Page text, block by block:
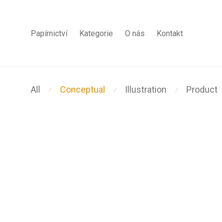
Papírnictví Kategorie O nás Kontakt
All ⁄ Conceptual ⁄ Illustration ⁄ Product